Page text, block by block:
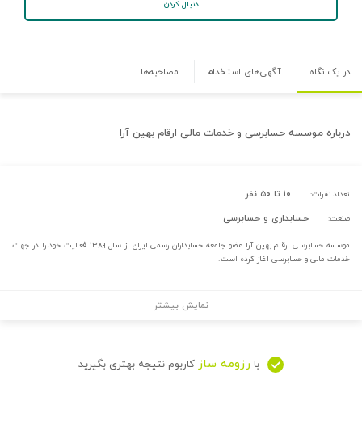
دنبال کردن
در یک نگاه آگهی‌های استخدام مصاحبه‌ها
درباره موسسه حسابرسی و خدمات مالی ارقام بهین آرا
تعداد نفرات: ۱۰ تا ۵۰ نفر
صنعت: حسابداری و حسابرسی
موسسه حسابرسی ارقام بهین آرا عضو جامعه حسابداران رسمی ایران از سال ۱۳۸۹ فعالیت خود را در جهت
خدمات مالی و حسابرسی آغاز کرده است.
نمایش بیشتر
با رزومه ساز کاربوم نتیجه بهتری بگیرید